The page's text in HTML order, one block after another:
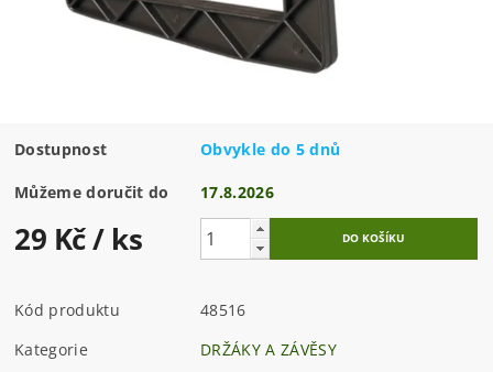
Dostupnost Obvykle do 5 dnů
Můžeme doručit do 17.8.2026
29 Kč/ ks
Kód produktu
48516
Kategorie
DRŽÁKY A ZÁVĚSY